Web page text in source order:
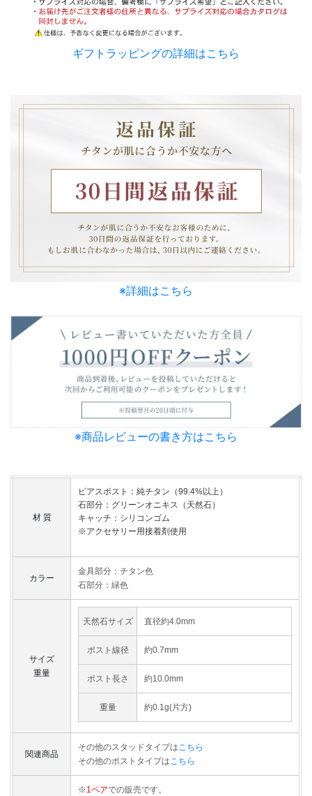
ギフトラッピングの詳細はこちら
※詳細はこちら
※商品レビューの書き方はこちら
材 質
ピアスポスト：純チタン（99.4%以上）
石部分：グリーンオニキス（天然石）
キャッチ：シリコンゴム
※アクセサリー用接着剤使用
カラー
金具部分：チタン色
石部分：緑色
サイズ
重量
天然石サイズ 直径約4.0mm
ポスト線径 約0.7mm
ポスト長さ 約10.0mm
重量 約0.1g(片方)
関連商品
その他のスタッドタイプはこちら
その他のポストタイプはこちら
※1ペアでの販売です。